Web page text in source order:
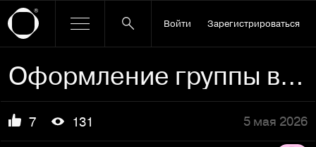
Войти Зарегистрироваться
Оформление группы в ВК "Керамика для тебя"
7 131 5 мая 2026